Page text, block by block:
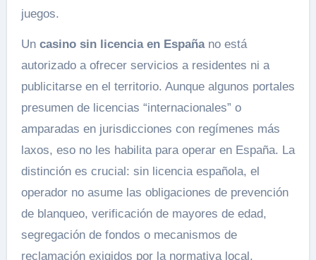
juegos.
Un casino sin licencia en Españano está
autorizado a ofrecer servicios a residentes ni a
publicitarse en el territorio. Aunque algunos portales
presumen de licencias “internacionales” o
amparadas en jurisdicciones con regímenes más
laxos, eso no les habilita para operar en España. La
distinción es crucial: sin licencia española, el
operador no asume las obligaciones de prevención
de blanqueo, verificación de mayores de edad,
segregación de fondos o mecanismos de
reclamación exigidos por la normativa local.